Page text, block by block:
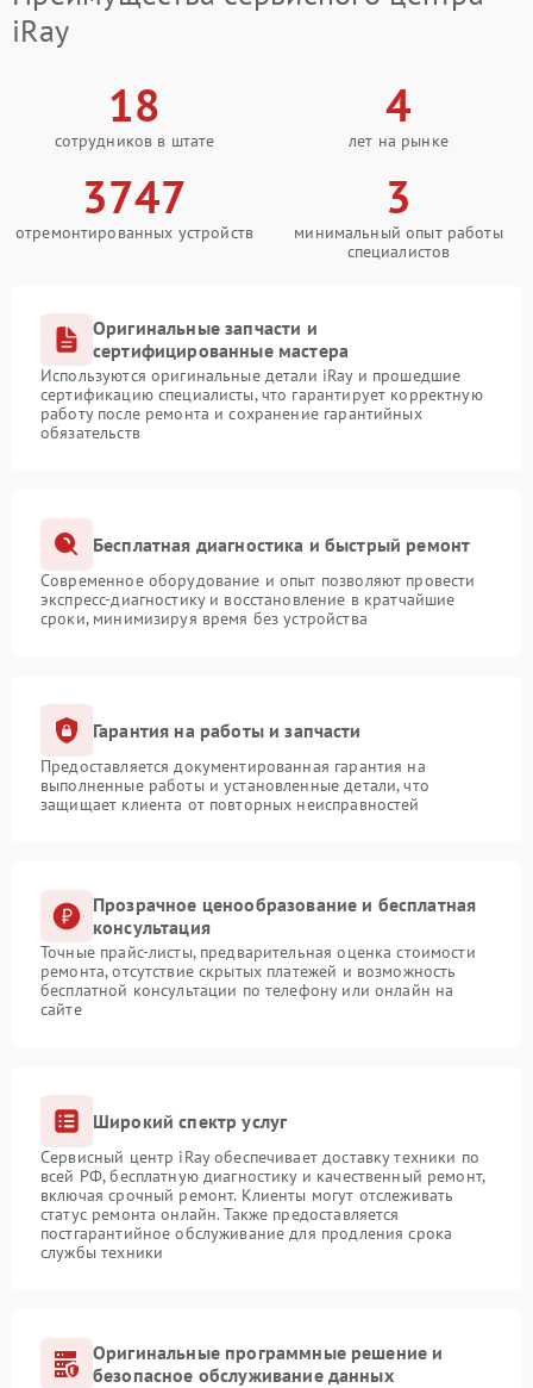
iRay
18
сотрудников в штате
4
лет на рынке
3747
отремонтированных устройств
3
минимальный опыт работы
специалистов
Оригинальные запчасти и
сертифицированные мастера
Используются оригинальные детали iRay и прошедшие
сертификацию специалисты, что гарантирует корректную
работу после ремонта и сохранение гарантийных
обязательств
Бесплатная диагностика и быстрый ремонт
Современное оборудование и опыт позволяют провести
экспресс-диагностику и восстановление в кратчайшие
сроки, минимизируя время без устройства
Гарантия на работы и запчасти
Предоставляется документированная гарантия на
выполненные работы и установленные детали, что
защищает клиента от повторных неисправностей
Прозрачное ценообразование и бесплатная
консультация
Точные прайс-листы, предварительная оценка стоимости
ремонта, отсутствие скрытых платежей и возможность
бесплатной консультации по телефону или онлайн на
сайте
Широкий спектр услуг
Сервисный центр iRay обеспечивает доставку техники по
всей РФ, бесплатную диагностику и качественный ремонт,
включая срочный ремонт. Клиенты могут отслеживать
статус ремонта онлайн. Также предоставляется
постгарантийное обслуживание для продления срока
службы техники
Оригинальные программные решение и
безопасное обслуживание данных